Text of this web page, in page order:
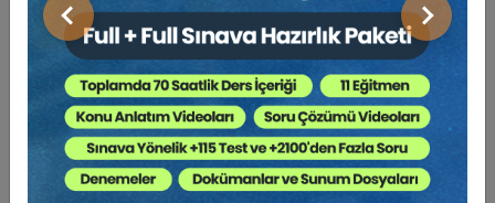
Önceki Sonraki
Kira Hukukunda Güncel Meseleler (2
Oturum)
Yayın Tarihi: 2.03.2024